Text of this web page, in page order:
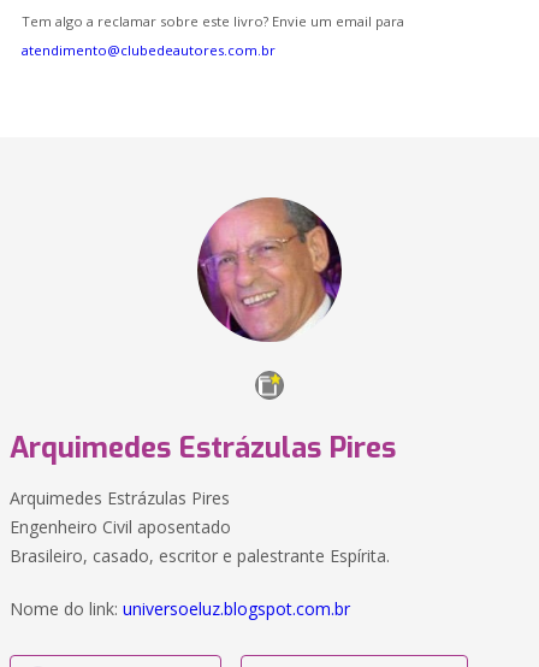
Tem algo a reclamar sobre este livro? Envie um email para
atendimento@clubedeautores.com.br
Arquimedes Estrázulas Pires
Arquimedes Estrázulas Pires
Engenheiro Civil aposentado
Brasileiro, casado, escritor e palestrante Espírita.
Nome do link: universoeluz.blogspot.com.br